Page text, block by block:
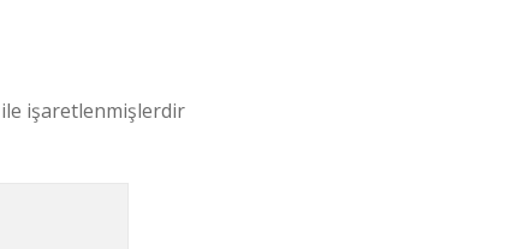
ile işaretlenmişlerdir